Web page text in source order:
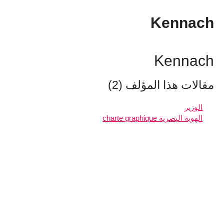
Kennach
Kennach
مقالات هذا المؤلف (2)
الوزير
charte graphique الهوية البصرية